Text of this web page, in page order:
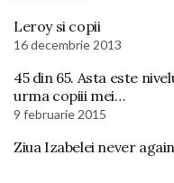
Leroy si copii
16 decembrie 2013
45 din 65. Asta este
urma copiii mei…
9 februarie 2015
Ziua Izabelei never